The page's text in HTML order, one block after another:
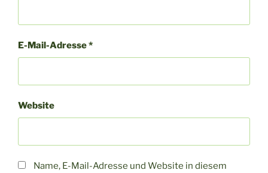
E-Mail-Adresse*
Website
Name, E-Mail-Adresse und Website in diesem